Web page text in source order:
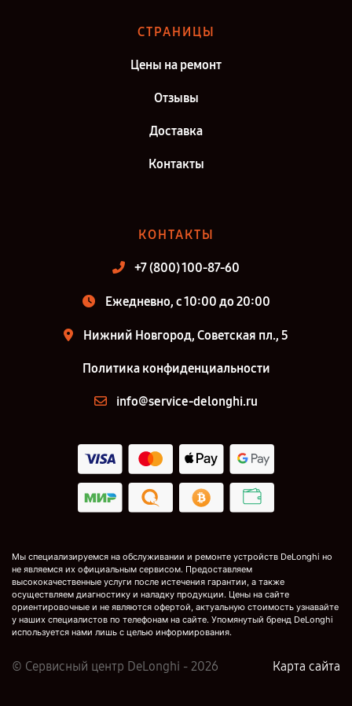
СТРАНИЦЫ
Цены на ремонт
Отзывы
Доставка
Контакты
КОНТАКТЫ
+7 (800) 100-87-60
Ежедневно, с 10:00 до 20:00
Нижний Новгород, Советская пл., 5
Политика конфиденциальности
info@service-delonghi.ru
Мы специализируемся на обслуживании и ремонте устройств DeLonghi но
не являемся их официальным сервисом. Предоставляем
высококачественные услуги после истечения гарантии, а также
осуществляем диагностику и наладку продукции. Цены на сайте
ориентировочные и не являются офертой, актуальную стоимость узнавайте
у наших специалистов по телефонам на сайте. Упомянутый бренд DeLonghi
используется нами лишь с целью информирования.
© Сервисный центр DeLonghi - 2026 Карта сайта